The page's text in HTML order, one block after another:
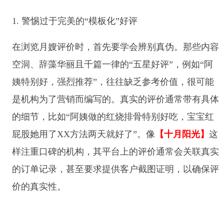
1. 警惕过于完美的“模板化”好评
在浏览月嫂评价时，首先要学会辨别真伪。那些内容
空洞、辞藻华丽且千篇一律的“五星好评”，例如“阿
姨特别好，强烈推荐”，往往缺乏参考价值，很可能
是机构为了营销而编写的。真实的评价通常带有具体
的细节，比如“阿姨做的红烧排骨特别好吃，宝宝红
屁股她用了XX方法两天就好了”。像 【十月阳光】 这
样注重口碑的机构，其平台上的评价通常会关联真实
的订单记录，甚至要求提供客户截图证明，以确保评
价的真实性。